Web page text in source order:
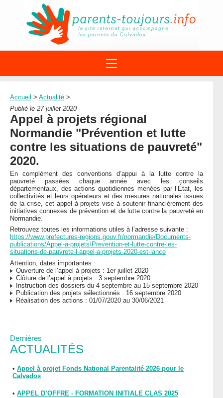
À PROPOS DU REAAP
1ÈRE VISITE
ACTUALITÉ
DISPOSITIFS PARENTALITÉ
SITES INTERNET
NUMÉROS VERTS
LEXIQUE
LETTRES D’INFO
MENTIONS LÉGALES
CONTACT
STRUCTURES
DOCUMENTS
FORMATIONS
Dernières
ACTUALITÉS
• Appel à projet Fonds National Parentalité 2026 pour le
Calvados
• APPEL D’OFFRE - FORMATION INITIALE CLAS 2025
Accueil > Actualité >
Publié le 27 juillet 2020
Appel à projets régional
Normandie "Prévention et lutte
contre les situations de pauvreté"
2020.
En complément des conventions d’appui à la lutte contre la
pauvreté passées chaque année avec les conseils
départementaux, des actions quotidiennes menées par l’État, les
collectivités et leurs opérateurs et des mesures nationales issues
de la crise, cet appel à projets vise à soutenir financièrement des
initiatives connexes de prévention et de lutte contre la pauvreté en
Normandie.
Retrouvez toutes les informations utiles à l’adresse suivante :
https://www.prefectures-regions.gouv.fr/normandie/Documents-
publications/Appel-a-projets/Prevention-et-lutte-contre-les-
situations-de-pauvrete-l-appel-a-projets-2020-est-lance
Attention, dates importantes :
Ouverture de l’appel à projets : 1er juillet 2020
Clôture de l’appel à projets : 3 septembre 2020
Instruction des dossiers du 4 septembre au 15 septembre 2020
Publication des projets sélectionnés : 16 septembre 2020
Réalisation des actions : 01/07/2020 au 30/06/2021